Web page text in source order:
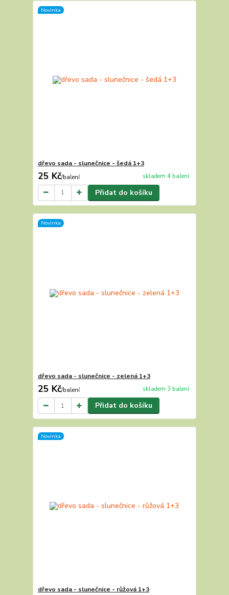
Novinka
dřevo sada - slunečnice - šedá 1+3
25 Kč/balení skladem 4 balení
Přidat do košíku
Novinka
dřevo sada - slunečnice - zelená 1+3
25 Kč/balení skladem 3 balení
Přidat do košíku
Novinka
dřevo sada - slunečnice - růžová 1+3